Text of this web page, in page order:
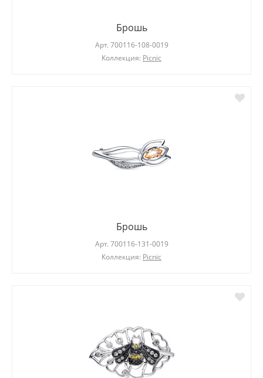
Брошь
Арт. 700116-108-0019
Коллекция: Picnic
Брошь
Арт. 700116-131-0019
Коллекция: Picnic